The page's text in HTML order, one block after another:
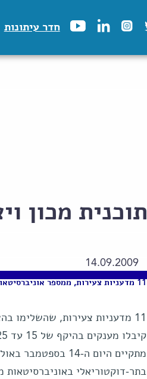
חדר עיתונות
תוכנית מכון
14.09.2009
11 מדעניות צעירות, ממספר אוניברסיטאות ומוסדות מחקר, זכו במענקים שיעודדו אותן להמשיך בקריירה מדעית
11 מדעניות צעירות, שהשלימו
מתקיים היום ה-
בתר-דוקטוריאלי